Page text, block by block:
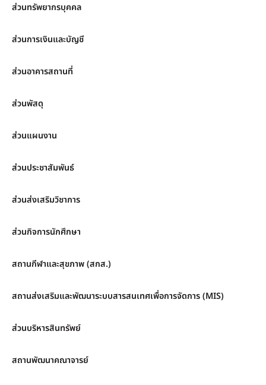
ส่วนทรัพยากรบุคคล
ส่วนการเงินและบัญชี
ส่วนอาคารสถานที่
ส่วนพัสดุ
ส่วนแผนงาน
ส่วนประชาสัมพันธ์
ส่วนส่งเสริมวิชาการ
ส่วนกิจการนักศึกษา
สถานกีฬาและสุขภาพ (สกส.)
สถานส่งเสริมและพัฒนาระบบสารสนเทศเพื่อการจัดการ (MIS)
ส่วนบริหารสินทรัพย์
สถานพัฒนาคณาจารย์